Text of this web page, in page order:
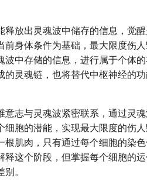
释放出灵魂波中储存的信息，觉
前身体条件为基础，最大限度伤
中存储的信息，进行属于个体的
的灵魂链，也将替代中枢神经的
意志与灵魂波紧密联系，通过灵
细胞的潜能，实现最大限度的伤
根肌肉，只有通过每个细胞的染
释这个阶段，但掌握每个细胞的
。